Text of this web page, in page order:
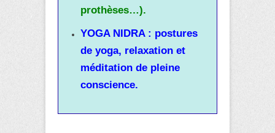
prothèses…).
YOGA NIDRA : postures
de yoga, relaxation et
méditation de pleine
conscience.